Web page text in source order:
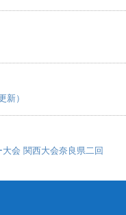
新）
会 関西大会奈良県二回